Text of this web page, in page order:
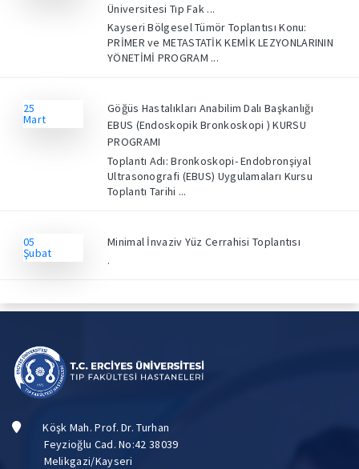
Üniversitesi Tıp Fak ...
Kayseri Bölgesel Tümör Toplantısı Konu:
PRİMER ve METASTATİK KEMİK LEZYONLARININ
YÖNETİMİ PROGRAM ...
25
Mart
Göğüs Hastalıkları Anabilim Dalı Başkanlığı
EBUS (Endoskopik Bronkoskopi ) KURSU
PROGRAMI
Toplantı Adı: Bronkoskopi- Endobronşiyal
Ultrasonografi (EBUS) Uygulamaları Kursu
Toplantı Tarihi ...
05
Şubat
Minimal İnvaziv Yüz Cerrahisi Toplantısı
.
Köşk Mah. Prof. Dr. Turhan
Feyzioğlu Cad. No:42 38039
Melikgazi/Kayseri